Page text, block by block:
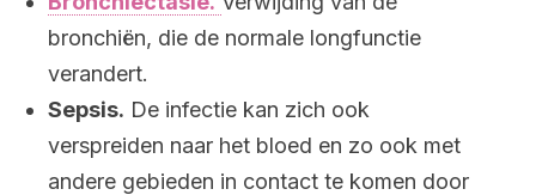
bronchiën, die de normale longfunctie
verandert.
Sepsis. De infectie kan zich ook
verspreiden naar het bloed en zo ook met
andere gebieden in contact te komen door